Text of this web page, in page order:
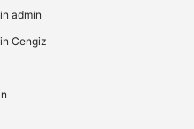
admin
Cengiz